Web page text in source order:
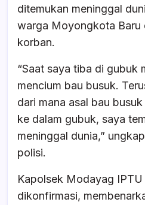
ditemukan meninggal
warga Moyongkota Baru
korban.
“Saat saya tiba di gubuk
mencium bau busuk.
dari mana asal bau
ke dalam gubuk, saya
meninggal dunia,”
polisi.
Kapolsek Modayag IPTU
dikonfirmasi,